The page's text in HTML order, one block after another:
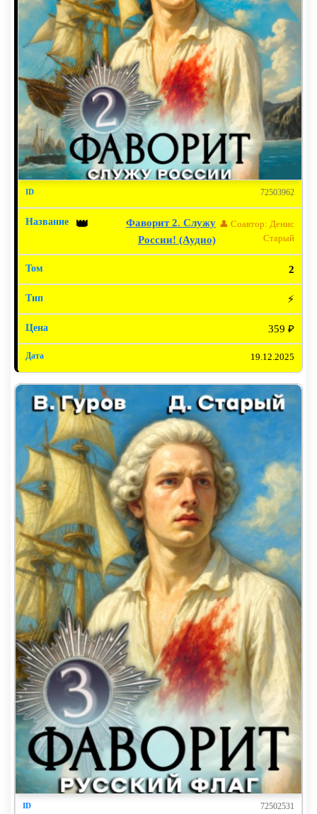
72503962
👑
Фаворит 2. Служу
России! (Аудио)
👤 Соавтор: Денис
Старый
2
⚡
359 ₽
19.12.2025
72502531